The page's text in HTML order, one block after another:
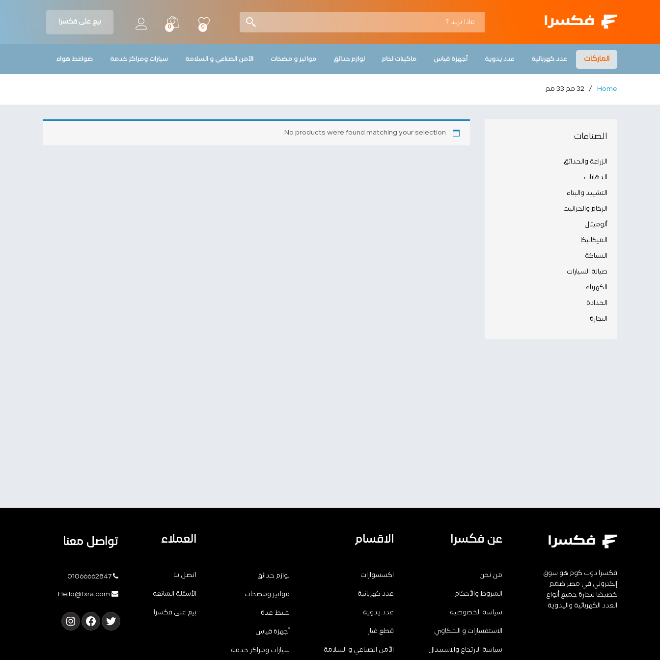
0
0
بيع على فكسرا
الماركات عدد كهربائية عدد يدوية أجهزة قياس ماكينات لحام لوازم حدائق مواتير و مضخات الأمن الصناعي و السلامة سيارات ومراكز خدمة ضواغط هواء
Home
/ 32 مم 33 مم
No products were found matching your selection. الصناعات
الزراعة والحدائق
الدهانات
التشييد والبناء
الرخام والجرانيت
ألوميتال
الميكانيكا
السباكة
صيانة السيارات
الكهرباء
الحدادة
النجارة
فكسرا دوت كوم هو سوق
إلكتروني في مصر صُمم
خصيصًا لتجارة جميع أنواع
العدد الكهربائية واليدوية
عن فكسرا
من نحن
الشروط والأحكام
سياسة الخصوصيه
الاستفسارات و الشكاوي
سياسة الارتجاع والاستبدال
الاقسام
اكسسوارات
عدد كهربائية
عدد يدوية
قطع غيار
الأمن الصناعي و السلامة
لوازم حدائق
مواتير ومضخات
شنط عدة
أجهزة قياس
سيارات ومراكز خدمة
العملاء
اتصل بنا
الأسئلة الشائعه
بيع على فكسرا
تواصل معنا
01066662847
Hello@fxra.com
تويترفيسبوكإنستجرام